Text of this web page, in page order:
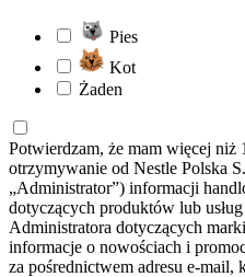
Pies
Kot
Żaden
Potwierdzam, że mam więcej niż
otrzymywanie od Nestle Polska
„Administrator”) informacji
dotyczących produktów lub
Administratora dotyczących
informacje o nowościach i
za pośrednictwem adresu e-mail,